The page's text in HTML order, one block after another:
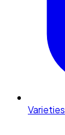
Varieties